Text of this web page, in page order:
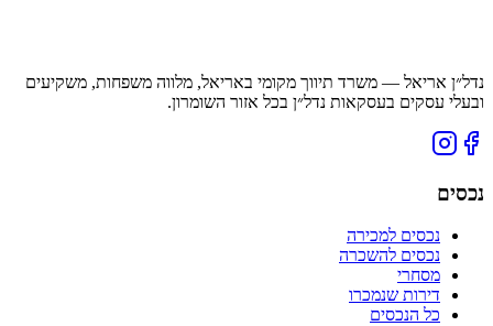
נדל״ן אריאל — משרד תיווך מקומי באריאל, מלווה משפחות, משקיעים
ובעלי עסקים בעסקאות נדל״ן בכל אזור השומרון.
נכסים
נכסים למכירה
נכסים להשכרה
מסחרי
דירות שנמכרו
כל הנכסים